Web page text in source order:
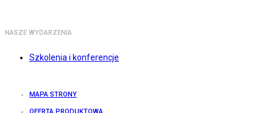
NASZE WYDARZENIA
Szkolenia i konferencje
MAPA STRONY